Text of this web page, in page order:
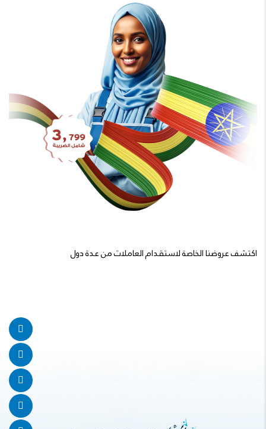
اكتشف عروضنا الخاصة لاستقدام العاملات من عدة دول